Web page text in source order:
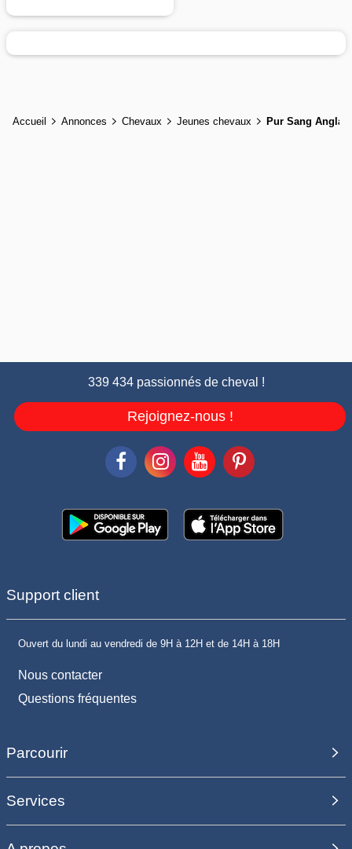
Accueil Annonces Chevaux Jeunes chevaux Pur Sang Anglais
339 434 passionnés de cheval !
Rejoignez-nous !
Support client
Ouvert du lundi au vendredi de 9H à 12H et de 14H à 18H
Nous contacter
Questions fréquentes
Parcourir
Services